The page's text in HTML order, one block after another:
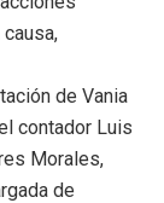
de Vania
contador Luis
Morales,
de